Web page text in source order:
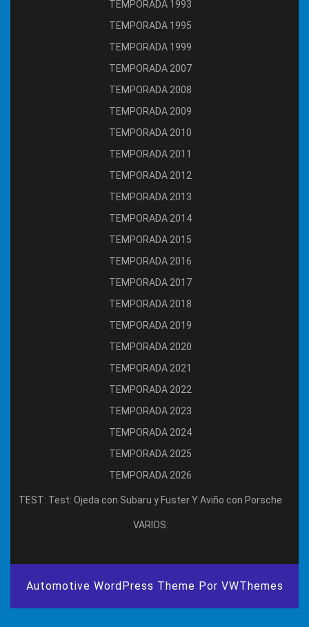
TEMPORADA 1993
TEMPORADA 1995
TEMPORADA 1999
TEMPORADA 2007
TEMPORADA 2008
TEMPORADA 2009
TEMPORADA 2010
TEMPORADA 2011
TEMPORADA 2012
TEMPORADA 2013
TEMPORADA 2014
TEMPORADA 2015
TEMPORADA 2016
TEMPORADA 2017
TEMPORADA 2018
TEMPORADA 2019
TEMPORADA 2020
TEMPORADA 2021
TEMPORADA 2022
TEMPORADA 2023
TEMPORADA 2024
TEMPORADA 2025
TEMPORADA 2026
TEST: Test: Ojeda con Subaru y Fuster Y Aviño con Porsche
VARIOS:
Automotive WordPress Theme Por VWThemes